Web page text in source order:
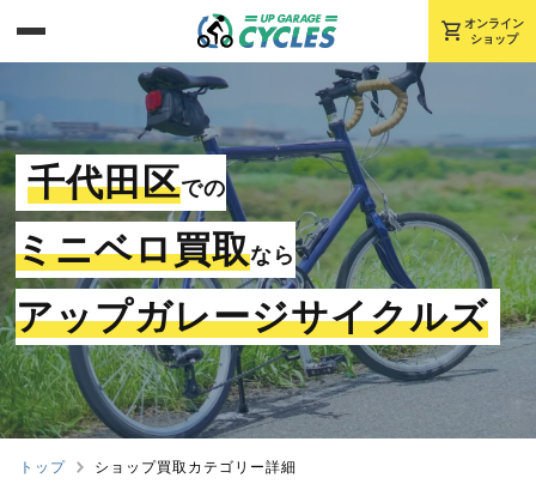
shopping_cart オンライン
ショップ
千代田区での
ミニベロ買取なら
アップガレージサイクルズ
トップ ショップ買取カテゴリー詳細